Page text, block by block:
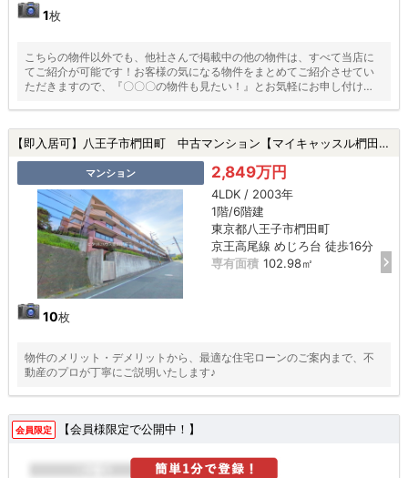
1枚
こちらの物件以外でも、他社さんで掲載中の他の物件は、すべて当店に
てご紹介が可能です！お客様の気になる物件をまとめてご紹介させてい
ただきますので、『〇〇〇の物件も見たい！』とお気軽にお申し付けく
【即入居可】八王子市椚田町 中古マンション【マイキャッスル椚田】★めじろ台駅・新規リフォーム・南東角部屋・ペット飼育可・専有面積100平米超★|八王子市椚田町の中古マンション
マンション
10枚
2,849万円
4LDK / 2003年
1階/6階建
東京都八王子市椚田町
京王高尾線 めじろ台 徒歩16分
専有面積 102.98㎡
物件のメリット・デメリットから、最適な住宅ローンのご案内まで、不
動産のプロが丁寧にご説明いたします♪
会員限定 【会員様限定で公開中！】